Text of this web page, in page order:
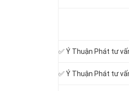
✅ Ý Thuận Phát tư
✅ Ý Thuận Phát tư